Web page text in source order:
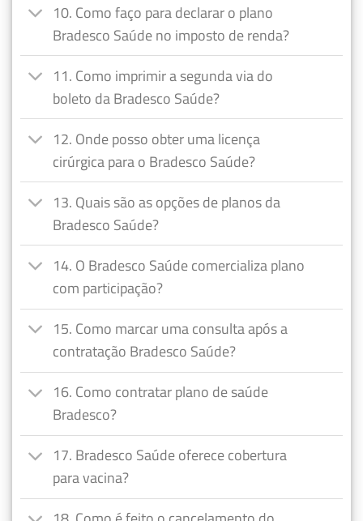
10. Como faço para declarar o plano
Bradesco Saúde no imposto de renda?
11. Como imprimir a segunda via do
boleto da Bradesco Saúde?
12. Onde posso obter uma licença
cirúrgica para o Bradesco Saúde?
13. Quais são as opções de planos da
Bradesco Saúde?
14. O Bradesco Saúde comercializa plano
com participação?
15. Como marcar uma consulta após a
contratação Bradesco Saúde?
16. Como contratar plano de saúde
Bradesco?
17. Bradesco Saúde oferece cobertura
para vacina?